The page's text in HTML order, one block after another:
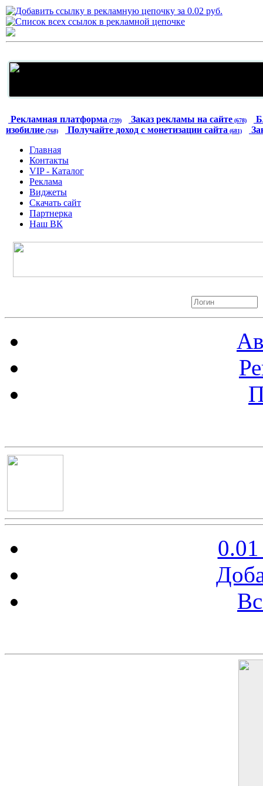
Рекламная платформа (739) Заказ рекламы на сайте (678)
изобилие (768) Получайте доход с монетизации сайта (681)
Главная
Контакты
VIP - Каталог
Реклама
Виджеты
Скачать сайт
Партнерка
Наш ВК